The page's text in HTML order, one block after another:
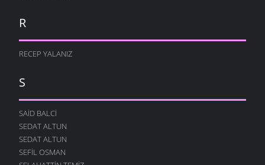
R
RECEP YALANIZ
S
SAID BALCI
SEDAT ALTUN
SEDAT ALTUN
SEFIL OSMAN